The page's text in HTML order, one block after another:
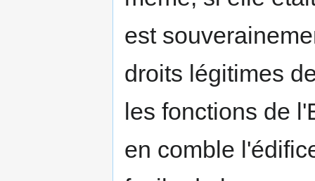
est
droits légitimes
les fonctions de
en comble